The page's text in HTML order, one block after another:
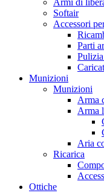
Armi di
Softair
Accessori
Parti
Munizioni
Munizioni
Arma
Arma
Aria
Ricarica
Ottiche